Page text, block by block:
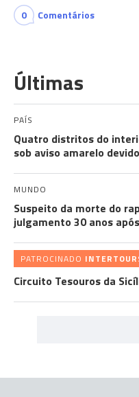
0 Comentários
Últimas
PAÍS
Quatro distritos do
sob aviso amarelo
MUNDO
Suspeito da morte do
julgamento 30 anos
PATROCINADO
Circuito Tesouros da